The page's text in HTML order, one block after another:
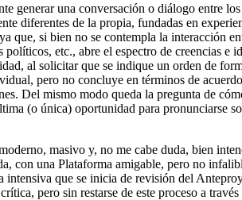
generar una conversación o diálogo entre
diferentes de la propia, fundadas en
que, si bien no se contempla la interacción
etc., abre el espectro de creencias
al solicitar que se indique un orden de
pero no concluye en términos de
Del mismo modo queda la pregunta de
(o única) oportunidad para pronunciarse
masivo y, no me cabe duda, bien
con una Plataforma amigable, pero no
intensiva que se inicia de revisión del
pero sin restarse de este proceso a